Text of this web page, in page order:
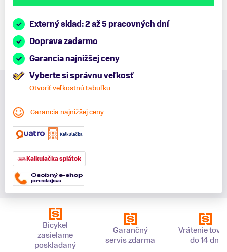
Externý sklad: 2 až 5 pracovných dní
Doprava zadarmo
Garancia najnižšej ceny
Vyberte si správnu veľkosť
Otvoriť veľkostnú tabuľku
Garancia najnižšej ceny
Kalkulačka splátok
Bicykel
zasielame
poskladaný
Garančný
servis zdarma
Vrátenie
do 14 dní